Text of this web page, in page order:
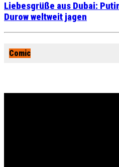
Liebesgrüße aus Dubai:
Durow weltweit jagen
Comic